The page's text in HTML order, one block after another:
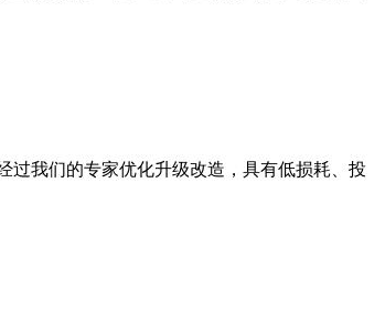
过我们的专家优化升级改造，具有低损耗、投